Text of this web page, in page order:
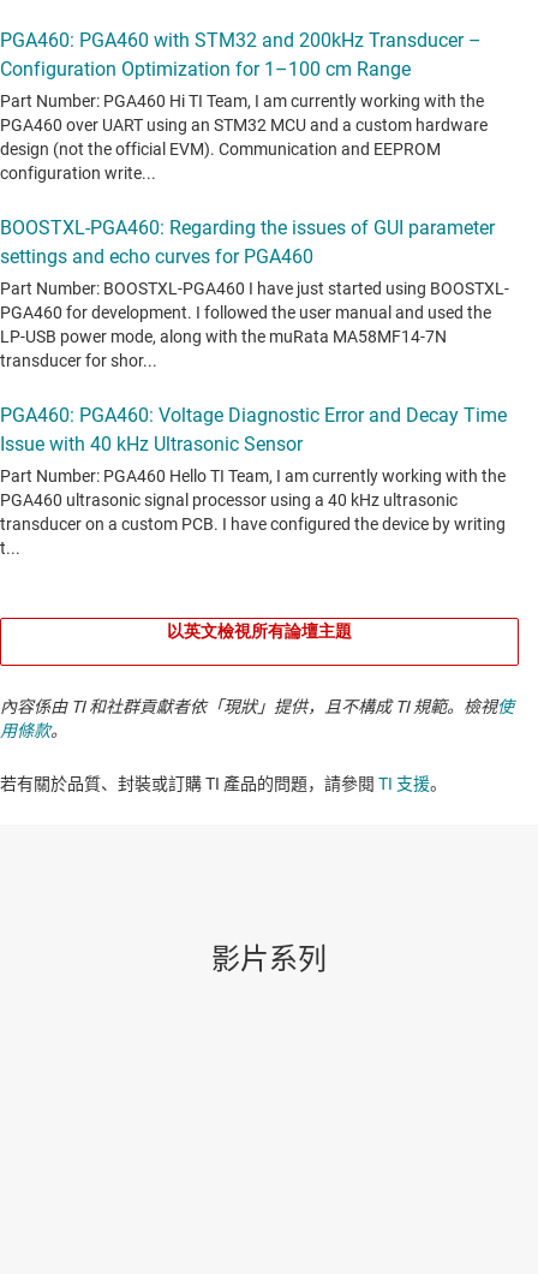
以英文檢視所有論壇主題
內容係由 TI 和社群貢獻者依「現狀」提供，且不構成 TI 規範。檢視使
用條款。
若有關於品質、封裝或訂購 TI 產品的問題，請參閱 TI 支援。​​​​​​​​​​​​​​
影片系列